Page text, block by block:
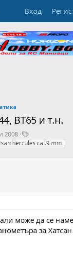
Вход
ВТ65 и т.н.
2008
T
a
hercules cal.9 mm
може да се
за